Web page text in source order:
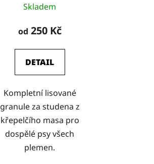
Skladem
od 250 Kč
DETAIL
Kompletní lisované
granule za studena z
křepelčího masa pro
dospělé psy všech
plemen.